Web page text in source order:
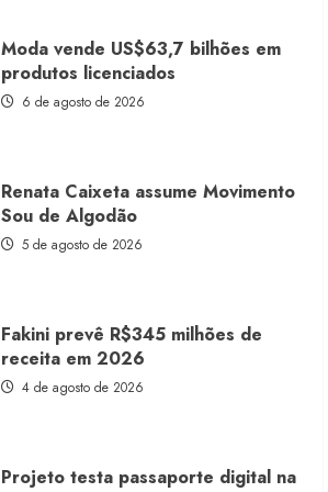
Renata Caixeta assume Movimento
Sou de Algodão
5 de agosto de 2026
Fakini prevê R$345 milhões de
receita em 2026
4 de agosto de 2026
Projeto testa passaporte digital na
moda nacional
4 de agosto de 2026
Dia dos Pais reforça retomada da